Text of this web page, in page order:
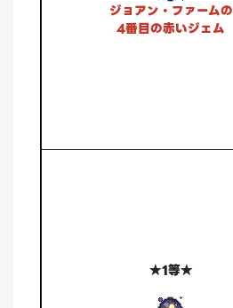
ジョアン・ファームの
4番目の赤いジェム
★1等★